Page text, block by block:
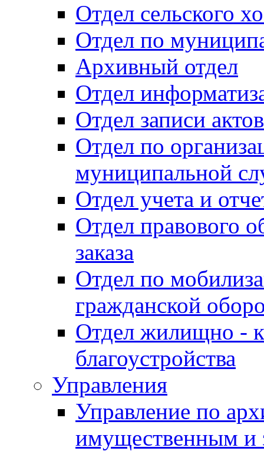
Отдел сельского
Отдел по
Архивный отдел
Отдел
Отдел записи
Отдел по
муниципальной
Отдел учета и
Отдел правового
заказа
Отдел по
гражданской
Отдел жилищно -
благоустройства
Управления
Управление по
имущественным и